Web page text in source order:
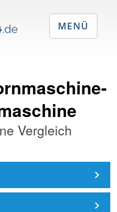
Vergleich
MENÜ